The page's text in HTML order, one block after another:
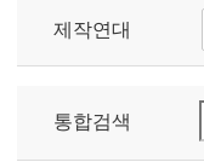
제작연대
통합검색